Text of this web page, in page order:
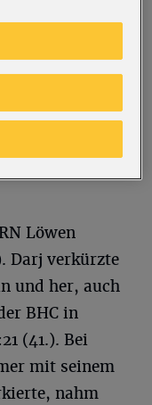
baute die
ließ
Uwe
(über die
Halbzeit-
Löwen
Darj verkürzte
und her, auch
BHC in
(41.). Bei
mit seinem
nahm